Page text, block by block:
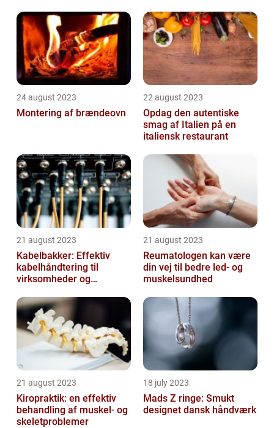
24 august 2023
Montering af brændeovn
22 august 2023
Opdag den autentiske
smag af Italien på en
italiensk restaurant
21 august 2023
Kabelbakker: Effektiv
kabelhåndtering til
virksomheder og
21 august 2023
Reumatologen kan være
din vej til bedre led- og
muskelsundhed
21 august 2023
Kiropraktik: en effektiv
behandling af muskel- og
skeletproblemer
18 july 2023
Mads Z ringe: Smukt
designet dansk håndværk